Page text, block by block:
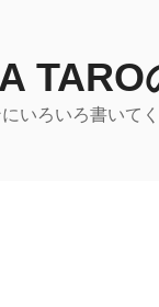
TARO
いろいろ書いて